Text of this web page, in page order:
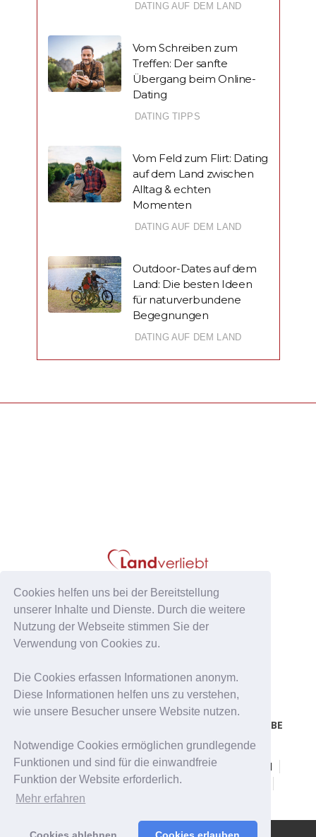
Cookies helfen uns bei der Bereitstellung
unserer Inhalte und Dienste. Durch die weitere
Nutzung der Webseite stimmen Sie der
Verwendung von Cookies zu.
Die Cookies erfassen Informationen anonym.
Diese Informationen helfen uns zu verstehen,
wie unsere Besucher unsere Website nutzen.
Notwendige Cookies ermöglichen grundlegende
Funktionen und sind für die einwandfreie
Funktion der Website erforderlich.
Mehr erfahren
DATING AUF DEM LAND
Vom Schreiben zum
Treffen: Der sanfte
Übergang beim Online-
Dating
DATING TIPPS
Vom Feld zum Flirt: Dating
auf dem Land zwischen
Alltag & echten
Momenten
DATING AUF DEM LAND
Outdoor-Dates auf dem
Land: Die besten Ideen
für naturverbundene
Begegnungen
DATING AUF DEM LAND
YOUTUBE
Erfolgsgeschichten
Dating auf dem Land
Dating Tipps
Singleportal Landverliebt